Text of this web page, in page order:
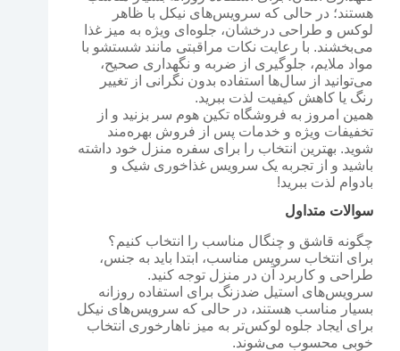
هستند؛ در حالی که سرویس‌های نیکل با ظاهر
لوکس و طراحی درخشان، جلوه‌ای ویژه به میز غذا
می‌بخشند. با رعایت نکات مراقبتی مانند شستشو با
مواد ملایم، جلوگیری از ضربه و نگهداری صحیح،
می‌توانید از سال‌ها استفاده بدون نگرانی از تغییر
رنگ یا کاهش کیفیت لذت ببرید.
همین امروز به فروشگاه تکین هوم سر بزنید و از
تخفیفات ویژه و خدمات پس از فروش بهره‌مند
شوید. بهترین انتخاب را برای سفره منزل خود داشته
باشید و از تجربه یک سرویس غذاخوری شیک و
بادوام لذت ببرید!
سوالات متداول
چگونه قاشق و چنگال مناسب را انتخاب کنیم؟
برای انتخاب سرویس مناسب، ابتدا باید به جنس،
طراحی و کاربرد آن در منزل توجه کنید.
سرویس‌های استیل ضدزنگ برای استفاده روزانه
بسیار مناسب هستند، در حالی که سرویس‌های نیکل
برای ایجاد جلوه لوکس‌تر به میز ناهارخوری انتخاب
خوبی محسوب می‌شوند.